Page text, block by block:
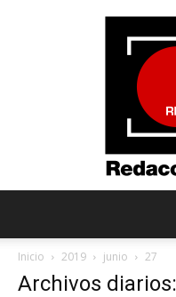
Inicio 2019 junio 27
Archivos